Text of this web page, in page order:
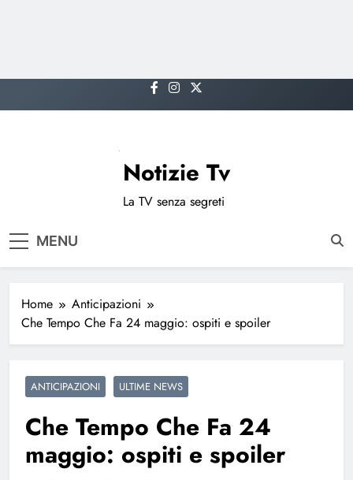
to
Notizie Tv
La TV senza segreti
MENU
Home
Anticipazioni
Che Tempo Che Fa 24 maggio: ospiti e spoiler
ANTICIPAZIONI ULTIME NEWS
Che Tempo Che Fa 24
maggio: ospiti e spoiler